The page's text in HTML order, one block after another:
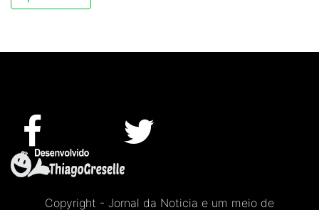
Copyright - Jornal da Noticia e um meio de